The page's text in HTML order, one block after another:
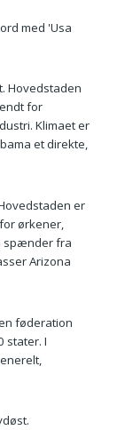
med 'Usa
Hovedstaden
for
Klimaet er
et direkte,
er
ørkener,
spænder fra
Arizona
føderation
stater. I